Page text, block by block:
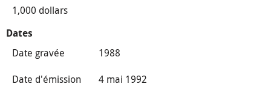
1,000 dollars
Dates
Date gravée
1988
Date d'émission
4 mai 1992